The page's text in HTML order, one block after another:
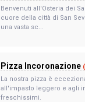
Benvenuti all'Osteria dei
cuore della città di San
una vasta sc...
Pizza Incoronazione
La nostra pizza è
all'impasto leggero e agli
freschissimi.